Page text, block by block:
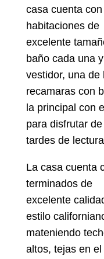
casa cuenta
habitaciones de
excelente
baño cada una y
vestidor, una de
recamaras con
la principal con
para disfrutar
tardes de
La casa cuenta
terminados de
excelente
estilo
mateniendo
altos, tejas en el